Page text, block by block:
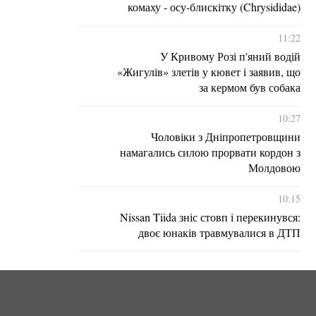
комаху - осу-блискітку (Chrysididae)
11:22
У Кривому Розі п'яний водій
«Жигулів» злетів у кювет і заявив, що
за кермом був собака
10:27
Чоловіки з Дніпропетровщини
намагались силою прорвати кордон з
Молдовою
10:15
Nissan Tiida зніс стовп і перекинувся:
двоє юнаків травмувалися в ДТП